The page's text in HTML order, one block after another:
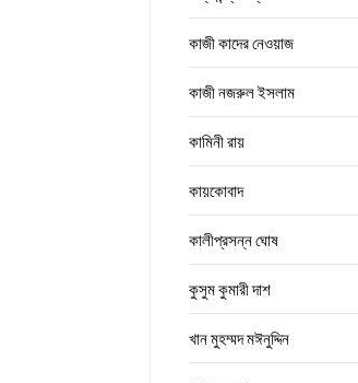
কাজী কাদের নেওয়াজ
কাজী নজরুল ইসলাম
কামিনী রায়
কায়কোবাদ
কালীপ্রসন্ন ঘোষ
কুসুম কুমারী দাশ
খান মুহম্মদ মঈনুদ্দিন